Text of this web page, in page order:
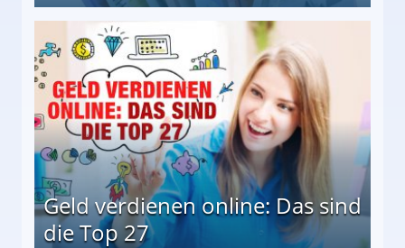
Geld verdienen online: Das sind
die Top 27